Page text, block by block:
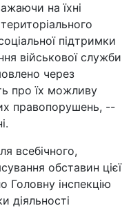
на їхні
підтримки
військової служби
через
про їх можливу
правопорушень, --
всебічного,
обставин цієї
Головну інспекцію
діяльності